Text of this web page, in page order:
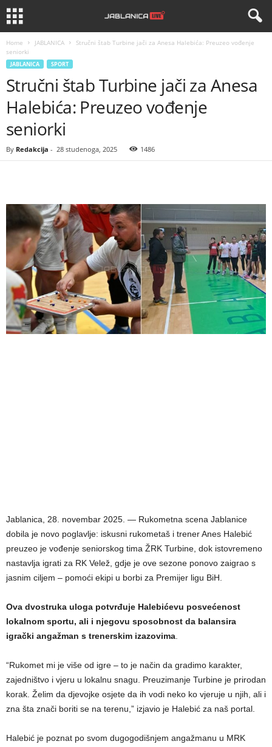
Home JABLANICA
Stručni štab Turbine jači za Anesa Halebića: Preuzeo vođenje
seniorki
JABLANICA SPORT
Stručni štab Turbine jači za Anesa
Halebića: Preuzeo vođenje
seniorki
By Redakcija - 28 studenoga, 2025 1486
Jablanica, 28. novembar 2025. — Rukometna scena Jablanice
dobila je novo poglavlje: iskusni rukometaš i trener Anes Halebić
preuzeo je vođenje seniorskog tima ŽRK Turbine, dok istovremeno
nastavlja igrati za RK Velež, gdje je ove sezone ponovo zaigrao s
jasnim ciljem – pomoći ekipi u borbi za Premijer ligu BiH.
Ova dvostruka uloga potvrđuje Halebićevu posvećenost
lokalnom sportu, ali i njegovu sposobnost da balansira
igrački angažman s trenerskim izazovima
“Rukomet mi je više od igre – to je način da gradimo karakter,
zajedništvo i vjeru u lokalnu snagu. Preuzimanje Turbine je prirodan
korak. Želim da djevojke osjete da ih vodi neko ko vjeruje u njih, ali i
zna šta znači boriti se na terenu,” izjavio je Halebić za naš portal.
Halebić je poznat po svom dugogodišnjem angažmanu u MRK